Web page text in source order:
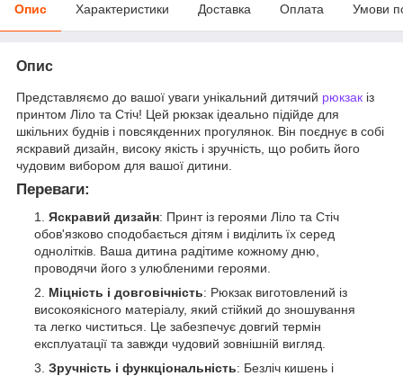
Опис Характеристики Доставка Оплата Умови
Опис
Представляємо до вашої уваги унікальний дитячий рюкзак із
принтом Ліло та Стіч! Цей рюкзак ідеально підійде для
шкільних буднів і повсякденних прогулянок. Він поєднує в собі
яскравий дизайн, високу якість і зручність, що робить його
чудовим вибором для вашої дитини.
Переваги:
Яскравий дизайн: Принт із героями Ліло та Стіч
обов'язково сподобається дітям і виділить їх серед
однолітків. Ваша дитина радітиме кожному дню,
проводячи його з улюбленими героями.
Міцність і довговічність: Рюкзак виготовлений із
високоякісного матеріалу, який стійкий до зношування
та легко чиститься. Це забезпечує довгий термін
експлуатації та завжди чудовий зовнішній вигляд.
Зручність і функціональність: Безліч кишень і